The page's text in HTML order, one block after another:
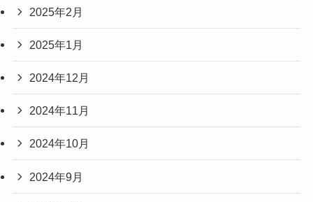
2025年2月
2025年1月
2024年12月
2024年11月
2024年10月
2024年9月